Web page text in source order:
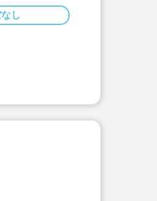
後児童健全
が安定して
整っていま
し